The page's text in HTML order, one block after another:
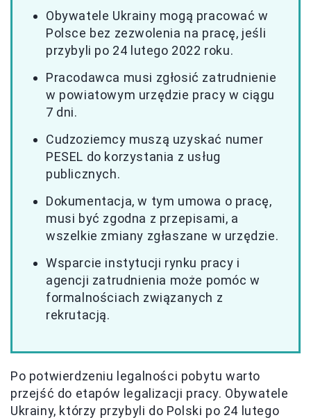
Obywatele Ukrainy mogą pracować w
Polsce bez zezwolenia na pracę, jeśli
przybyli po 24 lutego 2022 roku.
Pracodawca musi zgłosić zatrudnienie
w powiatowym urzędzie pracy w ciągu
7 dni.
Cudzoziemcy muszą uzyskać numer
PESEL do korzystania z usług
publicznych.
Dokumentacja, w tym umowa o pracę,
musi być zgodna z przepisami, a
wszelkie zmiany zgłaszane w urzędzie.
Wsparcie instytucji rynku pracy i
agencji zatrudnienia może pomóc w
formalnościach związanych z
rekrutacją.
Po potwierdzeniu legalności pobytu warto
przejść do etapów legalizacji pracy. Obywatele
Ukrainy, którzy przybyli do Polski po 24 lutego